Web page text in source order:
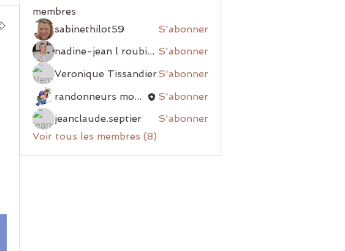
membres
sabinethilot59
S'abonner
nadine-jean l roubiou S'abonner
Veronique TissandierS'abonner
randonneurs montblanais
S'abonner
jeanclaude.septier
S'abonner
Voir tous les membres (8)